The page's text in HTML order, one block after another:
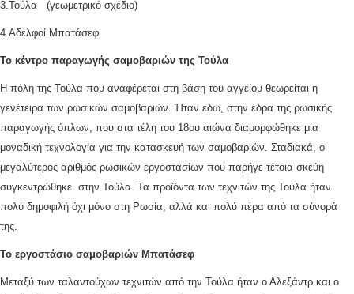
3.Τούλα (γεωμετρικό σχέδιο)
4.Αδελφοί Μπατάσεφ
Το κέντρο παραγωγής σαμοβαριών της Τούλα
Η πόλη της Τούλα που αναφέρεται στη βάση του αγγείου θεωρείται η
γενέτειρα των ρωσικών σαμοβαριών. Ήταν εδώ, στην έδρα της ρωσικής
παραγωγής όπλων, που στα τέλη του 18ου αιώνα διαμορφώθηκε μια
μοναδική τεχνολογία για την κατασκευή των σαμοβαριών. Σταδιακά, ο
μεγαλύτερος αριθμός ρωσικών εργοστασίων που παρήγε τέτοια σκεύη
συγκεντρώθηκε στην Τούλα. Τα προϊόντα των τεχνιτών της Τούλα ήταν
πολύ δημοφιλή όχι μόνο στη Ρωσία, αλλά και πολύ πέρα από τα σύνορά
της.
Το εργοστάσιο σαμοβαριών Μπατάσεφ
Μεταξύ των ταλαντούχων τεχνιτών από την Τούλα ήταν ο Αλεξάντρ και ο